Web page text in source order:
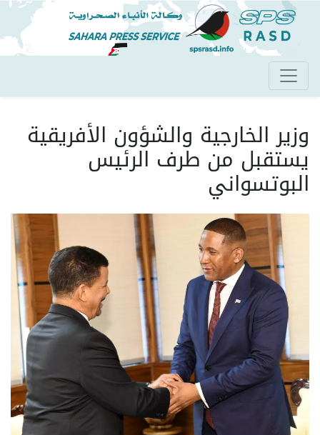
تجاوز
إلى
المحتوى
الرئيسي
وزير الخارجية والشؤون الأفريقية
يستقبل من طرف الرئيس
البوتسواني